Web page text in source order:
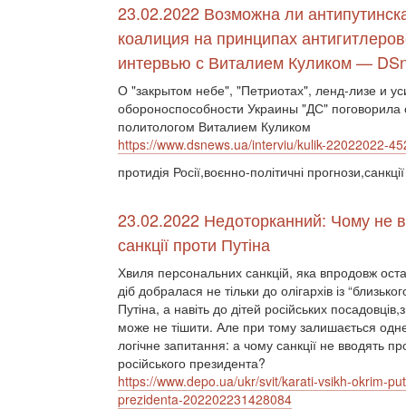
23.02.2022 Возможна ли
коалиция на принципах
интервью с Виталием Куликом —
О "закрытом небе", "Петриотах", ленд-лизе и
обороноспособности Украины "ДС" поговорила
политологом Виталием Куликом
https://www.dsnews.ua/interviu/kulik-22022022-
протидія Росії,воєнно-політичні прогнози,санкції
23.02.2022 Недоторканний: Чому не
санкції проти Путіна
Хвиля персональних санкцій, яка впродовж
діб добралася не тільки до олігархів із
Путіна, а навіть до дітей російських
може не тішити. Але при тому залишається
логічне запитання: а чому санкції не вводять
російського президента?
https://www.depo.ua/ukr/svit/karati-vsikh-okrim-
prezidenta-202202231428084